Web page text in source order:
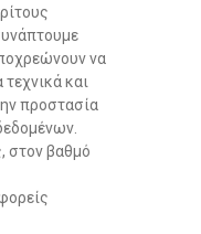
να
και
προστασία
στον βαθμό